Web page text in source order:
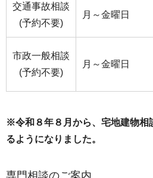
交通事故相談
(予約不要)
月～金曜日
市政一般相談
(予約不要)
月～金曜日
※令和８年８月から、宅地建物相
るようになりました。
専門相談のご案内